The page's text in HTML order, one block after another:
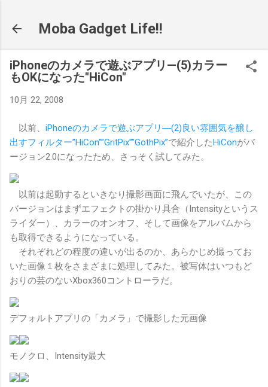
Moba Gadget Life!!
iPhoneのカメラで遊ぶアプリ—(5)カラー
もOKになった"HiCon"
10月 22, 2008
以前、 iPhoneのカメラで遊ぶアプリ―(2)良い雰囲気を醸し
出すフィルター”HiCon””GritPix””GothPix”で紹介したHiConがバ
ージョン2.0になったため、さっそく試してみた。
以前は起動するといきなり撮影画面に飛んでいたが、この
バージョンはまずエフェクトの掛かり具合（Intensityというス
ライダー）、カラーのオンオフ、そして画像をアルバムから
も取得できるようになっている。
それぞれどの程度の違いが出るのか、あらかじめ撮ってお
いた画像１枚をさまざまに処理してみた。被写体はいつもど
おりの芸のないXbox360コントローラだ。
デフォルトアプリの「カメラ」で撮影した元画像
モノクロ、Intensity最大